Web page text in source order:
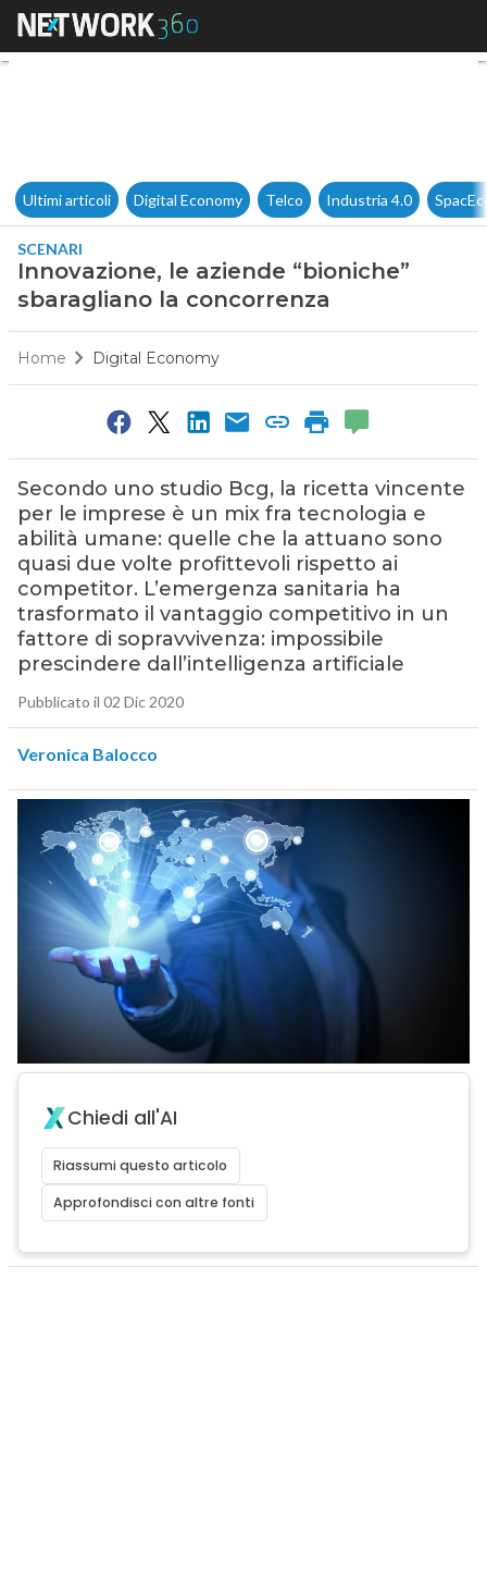
Innovazione, le aziende
Ultimi articoli Digital Economy Telco Industria 4.0
SCENARI
Innovazione, le aziende “bioniche”
sbaragliano la concorrenza
Home Digital Economy
Secondo uno studio Bcg, la ricetta vincente
per le imprese è un mix fra tecnologia e
abilità umane: quelle che la attuano sono
quasi due volte profittevoli rispetto ai
competitor. L’emergenza sanitaria ha
trasformato il vantaggio competitivo in un
fattore di sopravvivenza: impossibile
prescindere dall’intelligenza artificiale
Pubblicato il 02 Dic 2020
Veronica Balocco
Chiedi all'AI
Riassumi questo articolo
Approfondisci con altre fonti